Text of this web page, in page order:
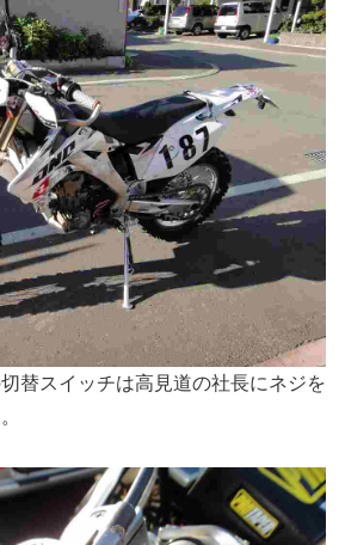
替スイッチは高見道の社長にネジを